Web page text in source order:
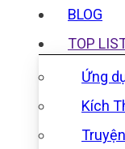
BLOG
TOP
Ứng
Kích